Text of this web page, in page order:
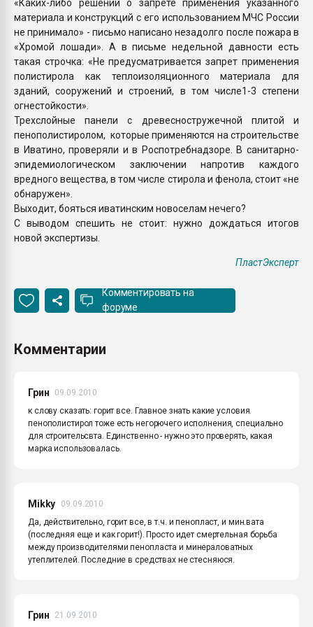
«Каких-либо решений о запрете применения указанного
материала и конструкций с его использованием МЧС России
не принимало» - письмо написано незадолго после пожара в
«Хромой лошади». А в письме недельной давности есть
такая строчка: «Не предусматривается запрет применения
полистирола как теплоизоляционного материала для
зданий, сооружений и строений, в том числе1-3 степени
огнестойкости».
Трехслойные панели с древесностружечной плитой и
пенополистиролом, которые применяются на строительстве
в Иватино, проверяли и в Роспотребнадзоре. В санитарно-
эпидемиологическом заключении напротив каждого
вредного вещества, в том числе стирола и фенола, стоит «не
обнаружен».
Выходит, бояться иватинским новоселам нечего?
С выводом спешить не стоит: нужно дождаться итогов
новой экспертизы.
ПластЭксперт
Комментировать на
форуме
Комментарии
Грин
09.09.2010
к слову сказать: горит все. Главное знать какие условия.
пенополистирол тоже есть негорючего исполнения, специально
для строительсвта. Единственно - нужно это проверять, какая
марка использовалась.
Mikky
09.09.2010
Да, действительно, горит все, в т.ч. и пенопласт, и мин.вата
(последняя еще и как горит!). Просто идет смертельная борьба
между производителями пенопласта и минераловатных
утеплителей. Последние в средствах не стесняюся.
Грин 21.09.2010